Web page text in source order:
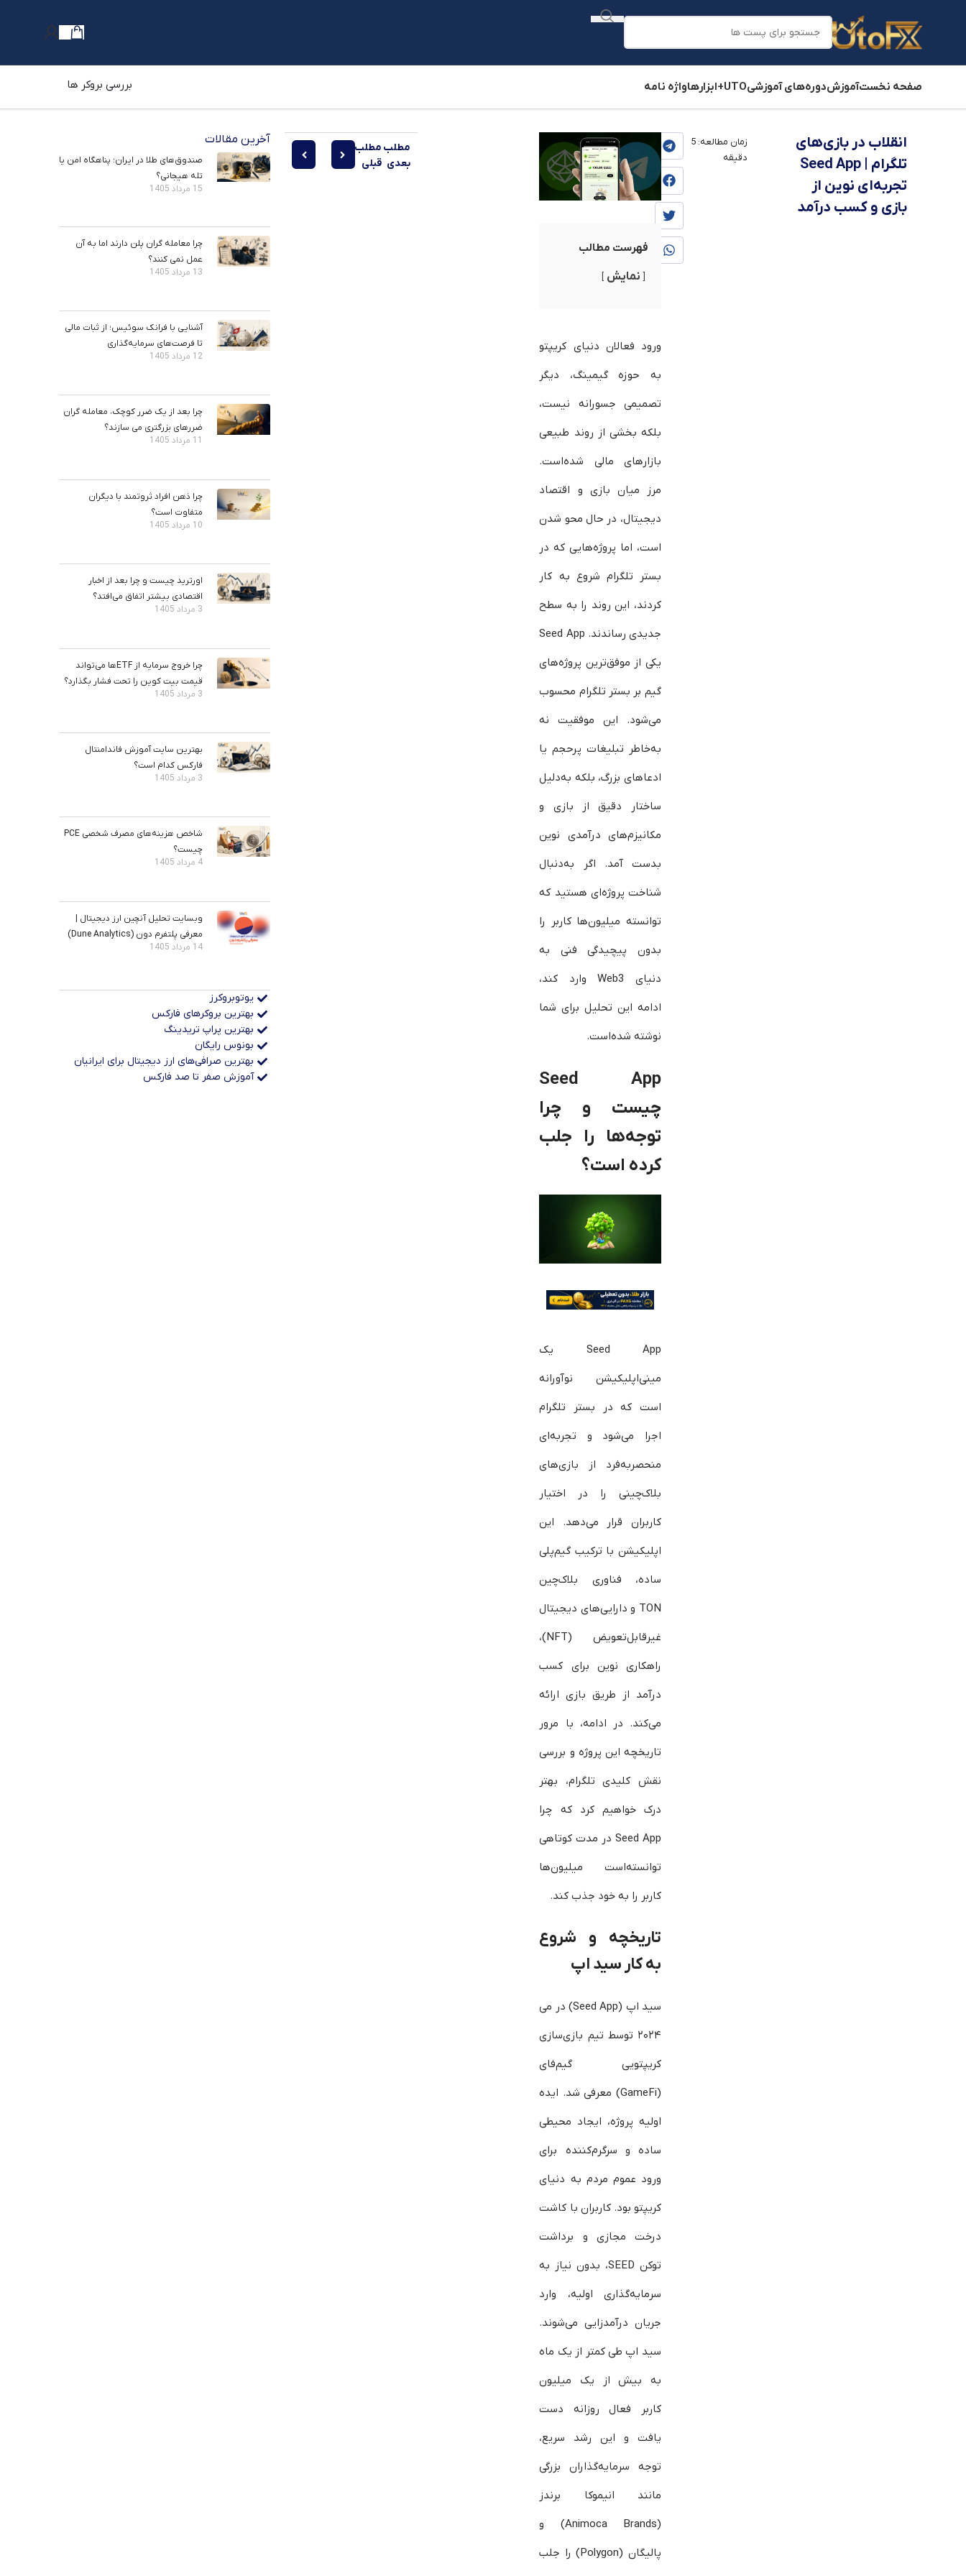
صفحه نخستآموزشدوره‌های آموزشیUTO+ ابزارهاواژه نامه بررسی بروکر ها
بلاگ »آموزش »آموزش ارز دیجیتال
انقلاب در بازی‌های
تلگرام | Seed App
تجربه‌ای نوین از
بازی و کسب درآمد
زمان مطالعه: 5
دقیقه
فهرست مطالب
نمایش
ورود فعالان دنیای کریپتو
به حوزه گیمینگ، دیگر
تصمیمی جسورانه نیست،
بلکه بخشی از روند طبیعی
بازارهای مالی شده‌است.
مرز میان بازی و اقتصاد
دیجیتال، در حال محو شدن
است، اما پروژه‌هایی که در
بستر تلگرام شروع به کار
کردند، این روند را به سطح
جدیدی رساندند. Seed App
یکی از موفق‌ترین پروژه‌های
گیم بر بستر تلگرام محسوب
می‌شود. این موفقیت نه
به‌خاطر تبلیغات پرحجم یا
ادعاهای بزرگ، بلکه به‌دلیل
ساختار دقیق از بازی و
مکانیزم‌های درآمدی نوین
بدست آمد. اگر به‌دنبال
شناخت پروژه‌ای هستید که
توانسته میلیون‌ها کاربر را
بدون پیچیدگی فنی به
دنیای Web3 وارد کند،
ادامه این تحلیل برای شما
نوشته شده‌است.
Seed App
چیست و چرا
توجه‌ها را جلب
کرده است؟
Seed App یک
مینی‌اپلیکیشن نوآورانه
است که در بستر تلگرام
اجرا می‌شود و تجربه‌ای
منحصربه‌فرد از بازی‌های
بلاک‌چینی را در اختیار
کاربران قرار می‌دهد. این
اپلیکیشن با ترکیب گیم‌پلی
ساده، فناوری بلاک‌چین
TON و دارایی‌های دیجیتال
غیرقابل‌تعویض (NFT)،
راهکاری نوین برای کسب
درآمد از طریق بازی ارائه
می‌کند. در ادامه، با مرور
تاریخچه این پروژه و بررسی
نقش کلیدی تلگرام، بهتر
درک خواهیم کرد که چرا
Seed App در مدت کوتاهی
توانسته‌است میلیون‌ها
کاربر را به خود جذب کند.
تاریخچه و شروع
به کار سید اپ
سید اپ (Seed App) در می
۲۰۲۴ توسط تیم بازی‌سازی
کریپتویی گیم‌فای
(GameFi) معرفی شد. ایده
اولیه پروژه، ایجاد محیطی
ساده و سرگرم‌کننده برای
ورود عموم مردم به دنیای
کریپتو بود. کاربران با کاشت
درخت مجازی و برداشت
توکن SEED، بدون نیاز به
سرمایه‌گذاری اولیه، وارد
جریان درآمدزایی می‌شوند.
سید اپ طی کمتر از یک ماه
به بیش از یک میلیون
کاربر فعال روزانه دست
یافت و این رشد سریع،
توجه سرمایه‌گذاران بزرگی
مانند انیموکا برندز
(Animoca Brands) و
پالیگان (Polygon) را جلب
مطلب
بعدی
مطلب
قبلی
کدام ارز دیجیتال برای سرمایه گذاری بلند مدت خوب است؟
ماشین مجازی اتریوم (EVM) در ارزهای دیجیتال چیست؟
آخرین مقالات
صندوق‌های طلا در ایران؛ پناهگاه امن یا
تله هیجانی؟
15 مرداد 1405
چرا معامله ‌گران پلن دارند اما به آن
عمل نمی ‌کنند؟
13 مرداد 1405
آشنایی با فرانک سوئیس؛ از ثبات مالی
تا فرصت‌های سرمایه‌گذاری
12 مرداد 1405
چرا بعد از یک ضرر کوچک، معامله‌ گران
ضررهای بزرگتری می ‌سازند؟
11 مرداد 1405
چرا ذهن افراد ثروتمند با دیگران
متفاوت است؟
10 مرداد 1405
اورترید چیست و چرا بعد از اخبار
اقتصادی بیشتر اتفاق می‌افتد؟
3 مرداد 1405
چرا خروج سرمایه از ETFها می‌تواند
قیمت بیت‌ کوین را تحت فشار بگذارد؟
3 مرداد 1405
بهترین سایت آموزش فاندامنتال
فارکس کدام است؟
3 مرداد 1405
شاخص هزینه‌های مصرف شخصی PCE
چیست؟
4 مرداد 1405
وبسایت تحلیل آنچین ارز دیجیتال |
معرفی پلتفرم دون (Dune Analytics)
14 مرداد 1405
یوتوبروکرز
بهترین بروکرهای فارکس
بهترین پراپ‌ تریدینگ
بونوس رایگان
بهترین صرافی‌های ارز دیجیتال برای ایرانیان
آموزش صفر تا صد فارکس